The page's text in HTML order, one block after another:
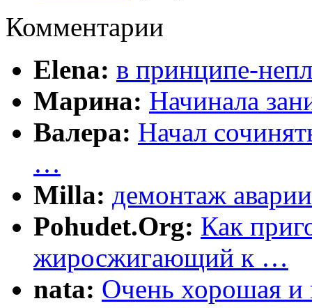
Комментарии
Elena: в принципе-
Марина: Начинала
Валера: Начал
…
Milla: демонтаж
Pohudet.Org: Как
жиросжигающий к …
nata: Очень хорошая и